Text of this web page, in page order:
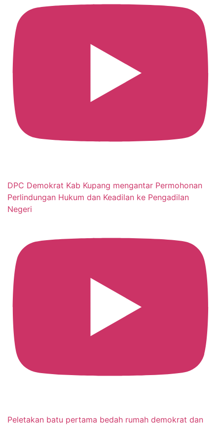
DPC Demokrat Kab Kupang mengantar Permohonan
Perlindungan Hukum dan Keadilan ke Pengadilan
Negeri
Peletakan batu pertama bedah rumah demokrat dan